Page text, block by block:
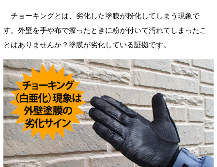
チョーキングとは、劣化した塗膜が粉化してしまう現象で
す。外壁を手や布で擦ったときに粉が付いて汚れてしまったこ
とはありませんか？塗膜が劣化している証拠です。